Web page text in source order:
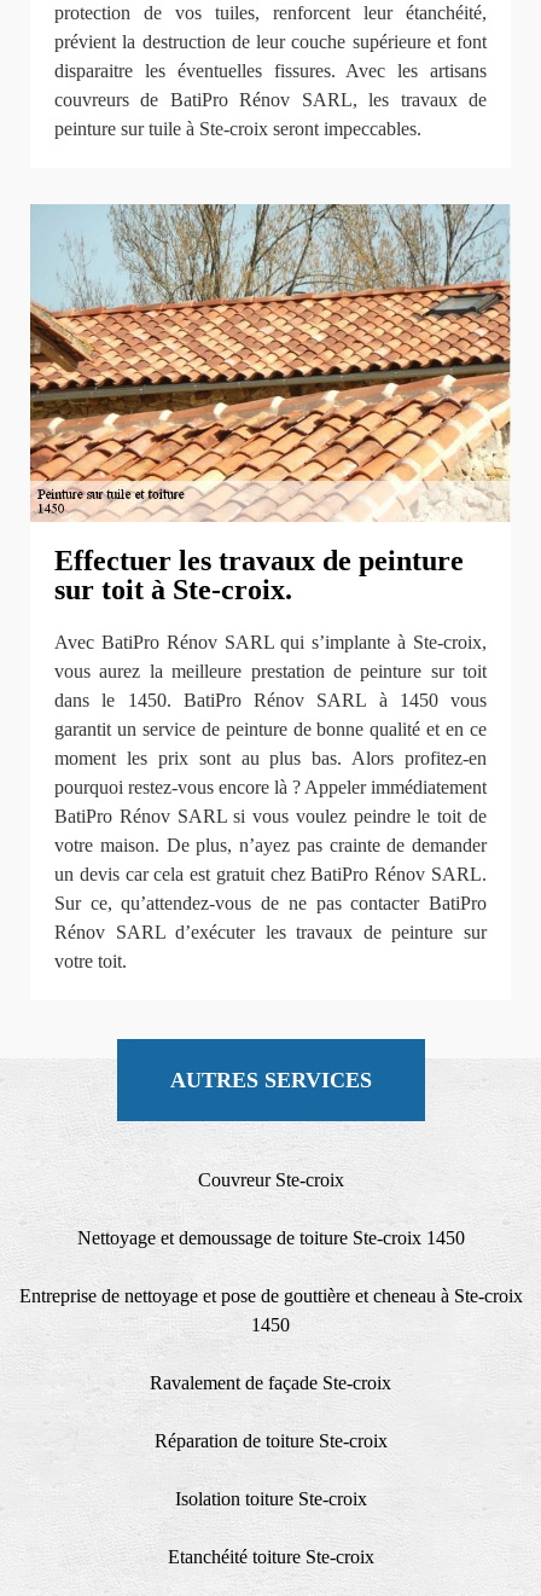
protection de vos tuiles, renforcent leur étanchéité,
prévient la destruction de leur couche supérieure et font
disparaitre les éventuelles fissures. Avec les artisans
couvreurs de BatiPro Rénov SARL, les travaux de
peinture sur tuile à Ste-croix seront impeccables.
Effectuer les travaux de peinture
sur toit à Ste-croix.
Avec BatiPro Rénov SARL qui s’implante à Ste-croix,
vous aurez la meilleure prestation de peinture sur toit
dans le 1450. BatiPro Rénov SARL à 1450 vous
garantit un service de peinture de bonne qualité et en ce
moment les prix sont au plus bas. Alors profitez-en
pourquoi restez-vous encore là ? Appeler immédiatement
BatiPro Rénov SARL si vous voulez peindre le toit de
votre maison. De plus, n’ayez pas crainte de demander
un devis car cela est gratuit chez BatiPro Rénov SARL.
Sur ce, qu’attendez-vous de ne pas contacter BatiPro
Rénov SARL d’exécuter les travaux de peinture sur
votre toit.
AUTRES SERVICES
Couvreur Ste-croix
Nettoyage et demoussage de toiture Ste-croix 1450
Entreprise de nettoyage et pose de gouttière et cheneau à Ste-croix
1450
Ravalement de façade Ste-croix
Réparation de toiture Ste-croix
Isolation toiture Ste-croix
Etanchéité toiture Ste-croix